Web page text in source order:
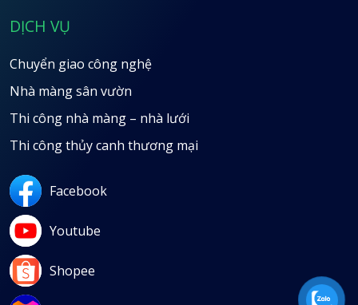
DỊCH VỤ
Chuyển giao công nghệ
Nhà màng sân vườn
Thi công nhà màng – nhà lưới
Thi công thủy canh thương mại
Facebook
Youtube
Shopee